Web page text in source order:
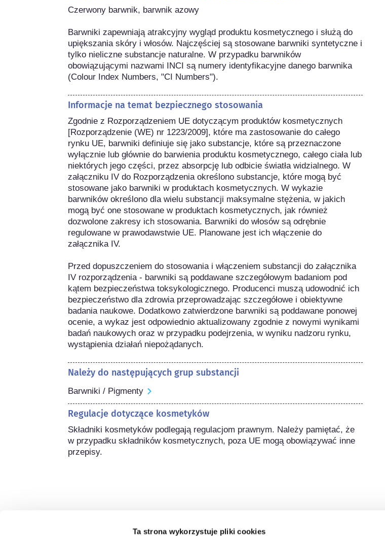
Ta strona wykorzystuje pliki cookies
Czerwony barwnik, barwnik azowy
Barwniki zapewniają atrakcyjny wygląd produktu kosmetycznego i służą do
upiększania skóry i włosów. Najczęściej są stosowane barwniki syntetyczne i
tylko nieliczne substancje naturalne. W przypadku barwników
obowiązującymi nazwami INCI są numery identyfikacyjne danego barwnika
(Colour Index Numbers, "CI Numbers").
Informacje na temat bezpiecznego stosowania
Zgodnie z Rozporządzeniem UE dotyczącym produktów kosmetycznych
[Rozporządzenie (WE) nr 1223/2009], które ma zastosowanie do całego
rynku UE, barwniki definiuje się jako substancje, które są przeznaczone
wyłącznie lub głównie do barwienia produktu kosmetycznego, całego ciała lub
niektórych jego części, przez absorpcję lub odbicie światła widzialnego. W
załączniku IV do Rozporządzenia określono substancje, które mogą być
stosowane jako barwniki w produktach kosmetycznych. W wykazie
barwników określono dla wielu substancji maksymalne stężenia, w jakich
mogą być one stosowane w produktach kosmetycznych, jak również
dozwolone zakresy ich stosowania. Barwniki do włosów są odrębnie
regulowane w prawodawstwie UE. Planowane jest ich włączenie do
załącznika IV.
Przed dopuszczeniem do stosowania i włączeniem substancji do załącznika
IV rozporządzenia - barwniki są poddawane szczegółowym badaniom pod
kątem bezpieczeństwa toksykologicznego. Producenci muszą udowodnić ich
bezpieczeństwo dla zdrowia przeprowadzając szczegółowe i obiektywne
badania naukowe. Dodatkowo zatwierdzone barwniki są poddawane ponowej
ocenie, a wykaz jest odpowiednio aktualizowany zgodnie z nowymi wynikami
badań naukowych oraz w przypadku podejrzenia, w wyniku nadzoru rynku,
wystąpienia działań niepożądanych.
Należy do następujących grup substancji
Barwniki / Pigmenty
Regulacje dotyczące kosmetyków
Składniki kosmetyków podlegają regulacjom prawnym. Należy pamiętać, że
w przypadku składników kosmetycznych, poza UE mogą obowiązywać inne
przepisy.